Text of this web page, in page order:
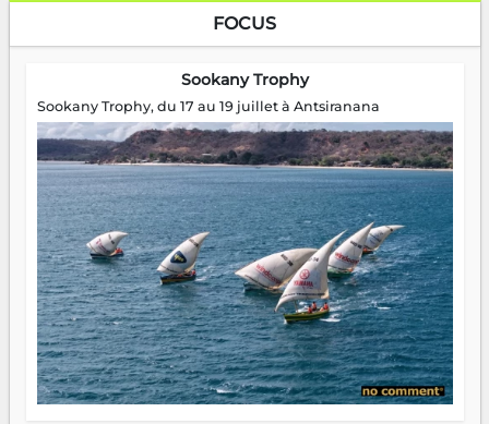
FOCUS
Sookany Trophy
Sookany Trophy, du 17 au 19 juillet à Antsiranana